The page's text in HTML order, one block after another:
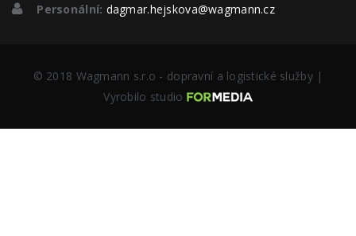
Personální: dagmar.hejskova@wagmann.cz
© 2018 Wagmann s.r.o - dopravní a logistické služby |
Vyrobilo studio